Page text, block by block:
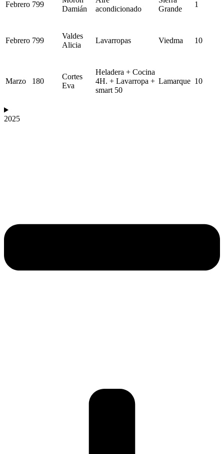
Febrero 799
Damián
acondicionado
Grande
1
Febrero 799
Valdes
Alicia
Lavarropas Viedma 10
Marzo 180
Cortes
Eva
Heladera + Cocina
4H. + Lavarropa +
smart 50
Lamarque 10
2025